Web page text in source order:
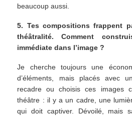
beaucoup aussi.
5. Tes compositions frappent
théâtralité. Comment
immédiate dans l’image ?
Je cherche toujours une
d’éléments, mais placés avec
recadre ou choisis ces images
théâtre : il y a un cadre, une
qui doit captiver. Dévoilé, mais